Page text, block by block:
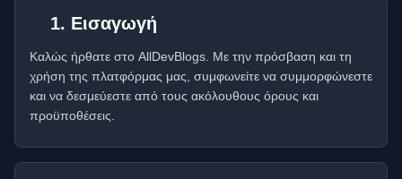
1. Εισαγωγή
Καλώς ήρθατε στο AllDevBlogs. Με την πρόσβαση και τη
χρήση της πλατφόρμας μας, συμφωνείτε να συμμορφώνεστε
και να δεσμεύεστε από τους ακόλουθους όρους και
προϋποθέσεις.